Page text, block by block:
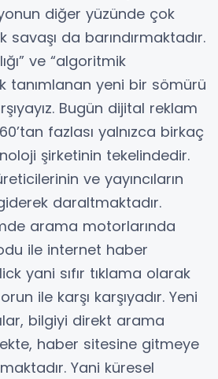
diğer yüzünde çok
da barındırmaktadır.
ve “algoritmik
tanımlanan yeni bir sömürü
Bugün dijital reklam
fazlası yalnızca birkaç
şirketinin tekelindedir.
ve yayıncıların
daraltmaktadır.
arama motorlarında
ile internet haber
yani sıfır tıklama olarak
ile karşı karşıyadır. Yeni
bilgiyi direkt arama
haber sitesine gitmeye
Yani küresel